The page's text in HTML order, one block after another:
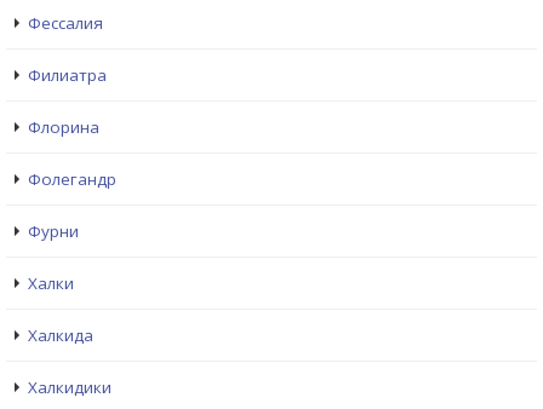
Фессалия
Филиатра
Флорина
Фолегандр
Фурни
Халки
Халкида
Халкидики